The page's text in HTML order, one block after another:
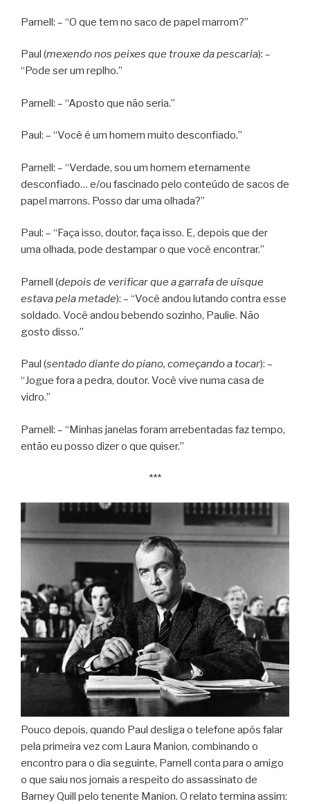
Parnell: – “O que tem no saco de papel marrom?”
Paul (mexendo nos peixes que trouxe da pescaria): –
“Pode ser um replho.”
Parnell: – “Aposto que não seria.”
Paul: – “Você é um homem muito desconfiado.”
Parnell: – “Verdade, sou um homem eternamente
desconfiado… e/ou fascinado pelo conteúdo de sacos de
papel marrons. Posso dar uma olhada?”
Paul: – “Faça isso, doutor, faça isso. E, depois que der
uma olhada, pode destampar o que você encontrar.”
Parnell (depois de verificar que a garrafa de uísque
estava pela metade): – “Você andou lutando contra esse
soldado. Você andou bebendo sozinho, Paulie. Não
gosto disso.”
Paul (sentado diante do piano, começando a tocar): –
“Jogue fora a pedra, doutor. Você vive numa casa de
vidro.”
Parnell: – “Minhas janelas foram arrebentadas faz tempo,
então eu posso dizer o que quiser.”
***
Pouco depois, quando Paul desliga o telefone após falar
pela primeira vez com Laura Manion, combinando o
encontro para o dia seguinte, Parnell conta para o amigo
o que saiu nos jornais a respeito do assassinato de
Barney Quill pelo tenente Manion. O relato termina assim: